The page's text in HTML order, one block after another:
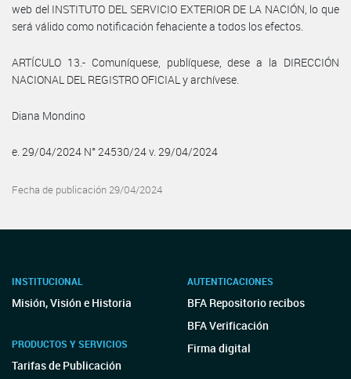
web del INSTITUTO DEL SERVICIO EXTERIOR DE LA NACIÓN, lo que
será válido como notificación fehaciente a todos los efectos.
ARTÍCULO 13.- Comuníquese, publíquese, dese a la DIRECCIÓN
NACIONAL DEL REGISTRO OFICIAL y archívese.
Diana Mondino
e. 29/04/2024 N° 24530/24 v. 29/04/2024
Fecha de publicación 29/04/2024
INSTITUCIONAL
Misión, Visión e Historia
PRODUCTOS Y SERVICIOS
Tarifas de Publicación
AUTENTICACIONES
BFA Repositorio recibos
BFA Verificación
Firma digital